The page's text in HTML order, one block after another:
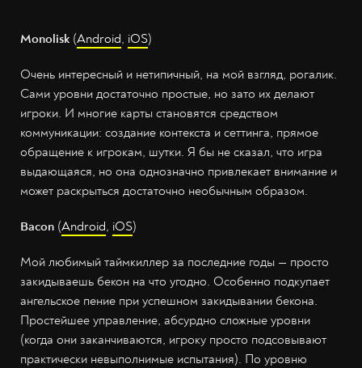
Monolisk (Android, iOS)
Очень интересный и нетипичный, на мой взгляд, рогалик.
Сами уровни достаточно простые, но зато их делают
игроки. И многие карты становятся средством
коммуникации: создание контекста и сеттинга, прямое
обращение к игрокам, шутки. Я бы не сказал, что игра
выдающаяся, но она однозначно привлекает внимание и
может раскрыться достаточно необычным образом.
Bacon (Android, iOS)
Мой любимый таймкиллер за последние годы — просто
закидываешь бекон на что угодно. Особенно подкупает
ангельское пение при успешном закидывании бекона.
Простейшее управление, абсурдно сложные уровни
(когда они заканчиваются, игроку просто подсовывают
практически невыполнимые испытания). По уровню